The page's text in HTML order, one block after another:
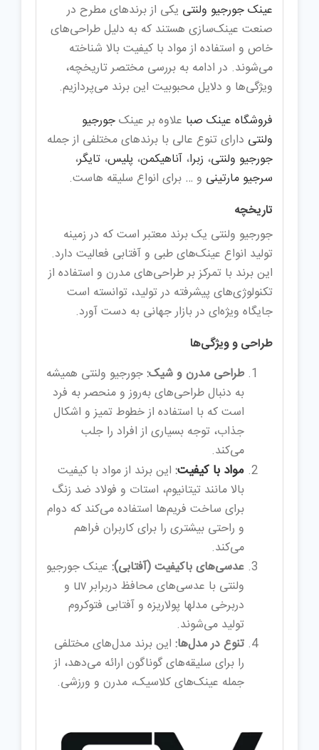
عینک‌ جورجیو ولنتی یکی از برندهای مطرح در
صنعت عینک‌سازی هستند که به دلیل طراحی‌های
خاص و استفاده از مواد با کیفیت بالا شناخته
می‌شوند. در ادامه به بررسی مختصر تاریخچه،
ویژگی‌ها و دلایل محبوبیت این برند می‌پردازیم.
فروشگاه عینک صبا علاوه بر عینکجورجیو
ولنتی دارای تنوع عالی با برندهای مختلفی از جمله
جورجیو ولنتی، زبرا، آناهیکمن، پلیس، تایگر،
سرجیو مارتینی و … برای انواع سلیقه هاست.
تاریخچه
جورجیو ولنتی یک برند معتبر است که در زمینه
تولید انواع عینک‌های طبی و آفتابی فعالیت دارد.
این برند با تمرکز بر طراحی‌های مدرن و استفاده از
تکنولوژی‌های پیشرفته در تولید، توانسته است
جایگاه ویژه‌ای در بازار جهانی به دست آورد.
طراحی و ویژگی‌ها
طراحی مدرن و شیک:جورجیو ولنتی همیشه
به دنبال طراحی‌های به‌روز و منحصر به فرد
است که با استفاده از خطوط تمیز و اشکال
جذاب، توجه بسیاری از افراد را جلب
می‌کند.
مواد با کیفیت:این برند از مواد با کیفیت
بالا مانند تیتانیوم، استات و فولاد ضد زنگ
برای ساخت فریم‌ها استفاده می‌کند که دوام
و راحتی بیشتری را برای کاربران فراهم
می‌کند.
عدسی‌های باکیفیت (آفتابی):عینک‌ جورجیو
ولنتی با عدسی‌های محافظ دربرابر uv و
دربرخی مدلها پولاریزه و آفتابی فتوکروم
تولید می‌شوند.
تنوع در مدل‌ها:این برند مدل‌های مختلفی
را برای سلیقه‌های گوناگون ارائه می‌دهد، از
جمله عینک‌های کلاسیک، مدرن و ورزشی.